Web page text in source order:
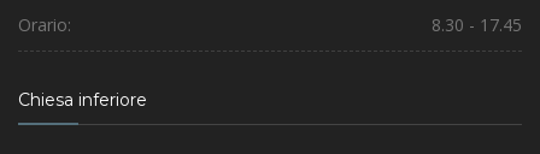
Orario: 8.30 - 17.45
Chiesa inferiore